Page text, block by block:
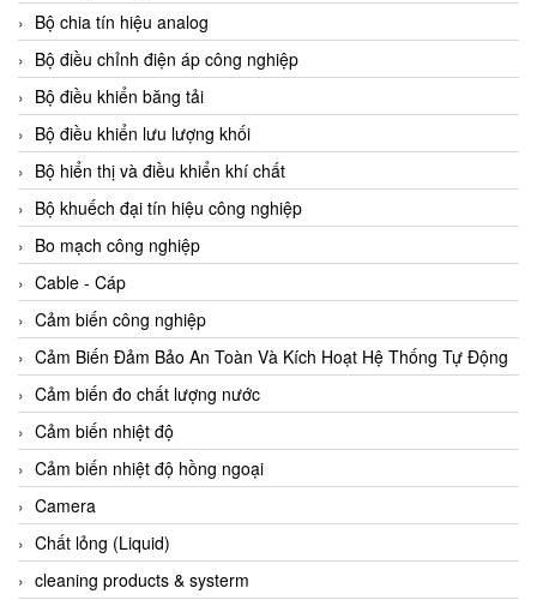
Adler Vietnam
Ados Vietnam
Advanced Energy Vietnam
Advantech Vietnam
Agate Vietnam
AGR International Vietnam
Aichi Tokei Denki Vietnam
Aii Vietnam
AIKOH
AINUO Vietnam
AIR MAJOR
Aira Euro Automation
Airtac Vietnam
Airtec Vietnam
AI-Tek Vietnam
Akerstroms Viet Nam
Bộ chia tín hiệu analog
Bộ điều chỉnh điện áp công nghiệp
Bộ điều khiển băng tải
Bộ điều khiển lưu lượng khối
Bộ hiển thị và điều khiển khí chất
Bộ khuếch đại tín hiệu công nghiệp
Bo mạch công nghiệp
Cable - Cáp
Cảm biến công nghiệp
Cảm Biến Đảm Bảo An Toàn Và Kích Hoạt Hệ Thống Tự Động
Cảm biến đo chất lượng nước
Cảm biến nhiệt độ
Cảm biến nhiệt độ hồng ngoại
Camera
Chất lỏng (Liquid)
cleaning products & systerm